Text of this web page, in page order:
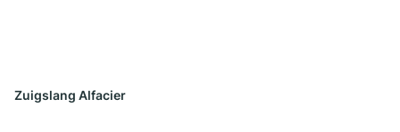
Zuigslang Alfacier